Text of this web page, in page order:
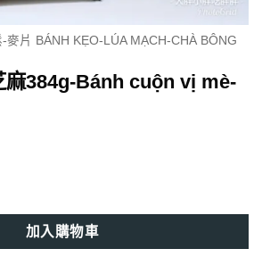
麥片 BÁNH KẸO-LÚA MẠCH-CHÀ BÔNG
麻384g-Bánh cuộn vị mè-
Bánh cuộn vị mè-vị trứng 數量
加入購物車